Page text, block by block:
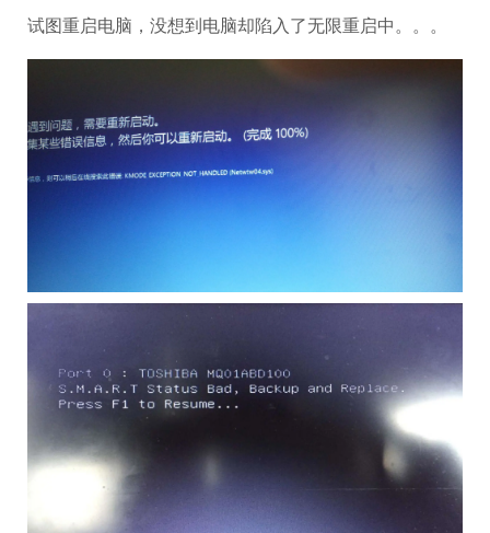
试图重启电脑，没想到电脑却陷入了无限重启中。。。